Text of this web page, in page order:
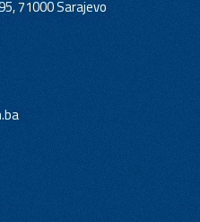
71000 Sarajevo